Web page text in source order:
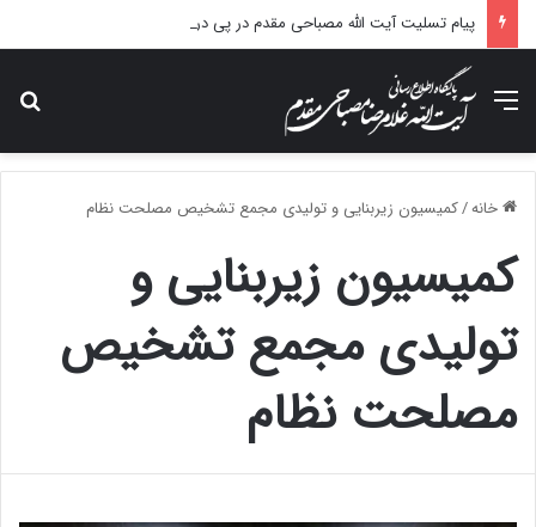
منو
خانه/کمیسیون زیربنایی و تولیدی مجمع تشخیص مصلحت نظام
کمیسیون زیربنایی و
تولیدی مجمع تشخیص
مصلحت نظام